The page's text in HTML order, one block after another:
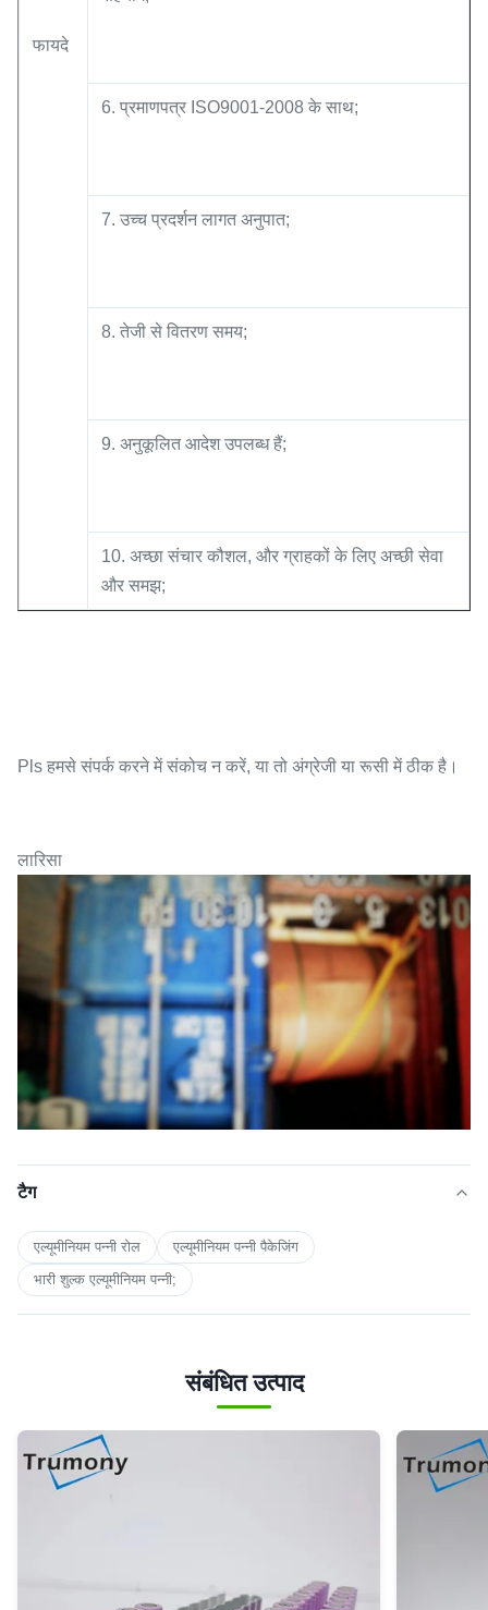
फायदे
6. प्रमाणपत्र ISO9001-2008 के साथ;
7. उच्च प्रदर्शन लागत अनुपात;
8. तेजी से वितरण समय;
9. अनुकूलित आदेश उपलब्ध हैं;
10. अच्छा संचार कौशल, और ग्राहकों के लिए अच्छी सेवा
और समझ;
Pls हमसे संपर्क करने में संकोच न करें, या तो अंग्रेजी या रूसी में ठीक है।
लारिसा
टैग
एल्यूमीनियम पन्नी रोल
एल्यूमीनियम पन्नी पैकेजिंग
भारी शुल्क एल्यूमीनियम पन्नी;
संबंधित उत्पाद